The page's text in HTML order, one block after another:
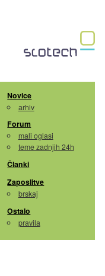
Novice
arhiv
Forum
mali oglasi
teme zadnjih 24h
Članki
Zaposlitve
brskaj
Ostalo
pravila